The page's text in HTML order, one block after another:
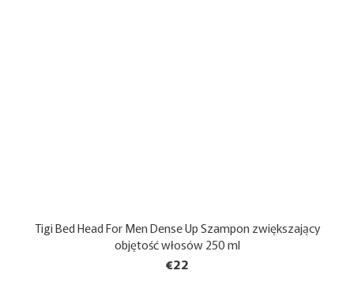
Tigi Bed Head For Men Dense Up Szampon zwiększający
objętość włosów 250 ml
€22